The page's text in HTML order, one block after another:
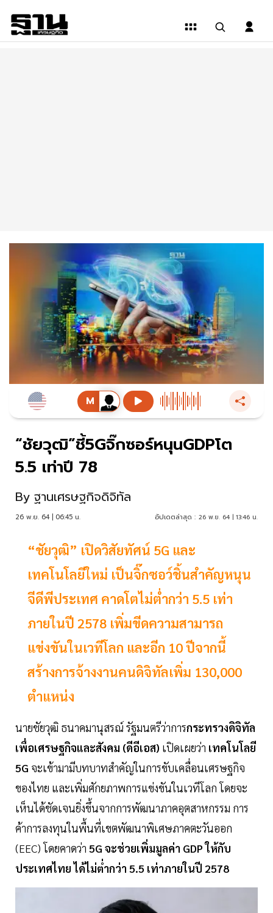
“ชัยวุฒิ”ชี้5Gจิ๊กซอร์หนุนGDPโต
5.5 เท่าปี 78
By ฐานเศรษฐกิจดิจิทัล
26 พ.ย. 64 | 06:45 น. อัปเดตล่าสุด : 26 พ.ย. 64 | 13:46 น.
“ชัยวุฒิ” เปิดวิสัยทัศน์ 5G และ
เทคโนโลยีใหม่ เป็นจิ๊กซอว์ชิ้นสำคัญหนุน
จีดีพีประเทศ คาดโตไม่ต่ำกว่า 5.5 เท่า
ภายในปี 2578 เพิ่มขีดความสามารถ
แข่งขันในเวทีโลก และอีก 10 ปีจากนี้
สร้างการจ้างงานคนดิจิทัลเพิ่ม 130,000
ตำแหน่ง
นายชัยวุฒิ ธนาคมานุสรณ์ รัฐมนตรีว่าการกระทรวงดิจิทัล
เพื่อเศรษฐกิจและสังคม (ดีอีเอส) เปิดเผยว่า เทคโนโลยี
5G จะเข้ามามีบทบาทสำคัญในการขับเคลื่อนเศรษฐกิจ
ของไทย และเพิ่มศักยภาพการแข่งขันในเวทีโลก โดยจะ
เห็นได้ชัดเจนยิ่งขึ้นจากการพัฒนาภาคอุตสาหกรรม การ
ค้าการลงทุนในพื้นที่เขตพัฒนาพิเศษภาคตะวันออก
(EEC) โดยคาดว่า 5G จะช่วยเพิ่มมูลค่า GDP ให้กับ
ประเทศไทย ได้ไม่ต่ำกว่า 5.5 เท่าภายในปี 2578